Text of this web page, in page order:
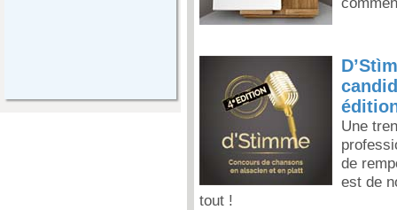
Une
de
est de
tout !